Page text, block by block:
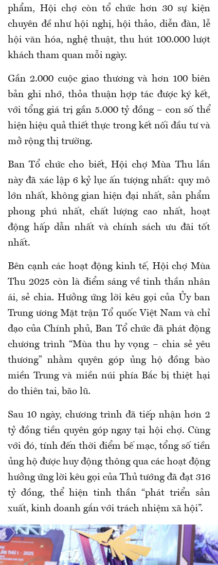
phẩm, Hội chợ còn tổ chức hơn 30 sự kiện
chuyên đề như hội nghị, hội thảo, diễn đàn, lễ
hội văn hóa, nghệ thuật, thu hút 100.000 lượt
khách tham quan mỗi ngày.
Gần 2.000 cuộc giao thương và hơn 100 biên
bản ghi nhớ, thỏa thuận hợp tác được ký kết,
với tổng giá trị gần 5.000 tỷ đồng – con số thể
hiện hiệu quả thiết thực trong kết nối đầu tư và
mở rộng thị trường.
Ban Tổ chức cho biết, Hội chợ Mùa Thu lần
này đã xác lập 6 kỷ lục ấn tượng nhất: quy mô
lớn nhất, không gian hiện đại nhất, sản phẩm
phong phú nhất, chất lượng cao nhất, hoạt
động hấp dẫn nhất và chính sách ưu đãi tốt
nhất.
Bên cạnh các hoạt động kinh tế, Hội chợ Mùa
Thu 2025 còn là điểm sáng về tinh thần nhân
ái, sẻ chia. Hưởng ứng lời kêu gọi của Ủy ban
Trung ương Mặt trận Tổ quốc Việt Nam và chỉ
đạo của Chính phủ, Ban Tổ chức đã phát động
chương trình “Mùa thu hy vọng – chia sẻ yêu
thương” nhằm quyên góp ủng hộ đồng bào
miền Trung và miền núi phía Bắc bị thiệt hại
do thiên tai, bão lũ.
Sau 10 ngày, chương trình đã tiếp nhận hơn 2
tỷ đồng tiền quyên góp ngay tại hội chợ. Cùng
với đó, tính đến thời điểm bế mạc, tổng số tiền
ủng hộ được huy động thông qua các hoạt động
hưởng ứng lời kêu gọi của Thủ tướng đã đạt 316
tỷ đồng, thể hiện tinh thần “phát triển sản
xuất, kinh doanh gắn với trách nhiệm xã hội”.